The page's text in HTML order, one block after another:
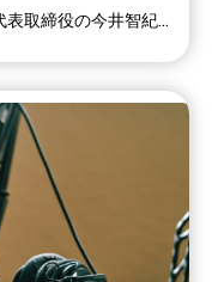
表取締役の今井智紀…